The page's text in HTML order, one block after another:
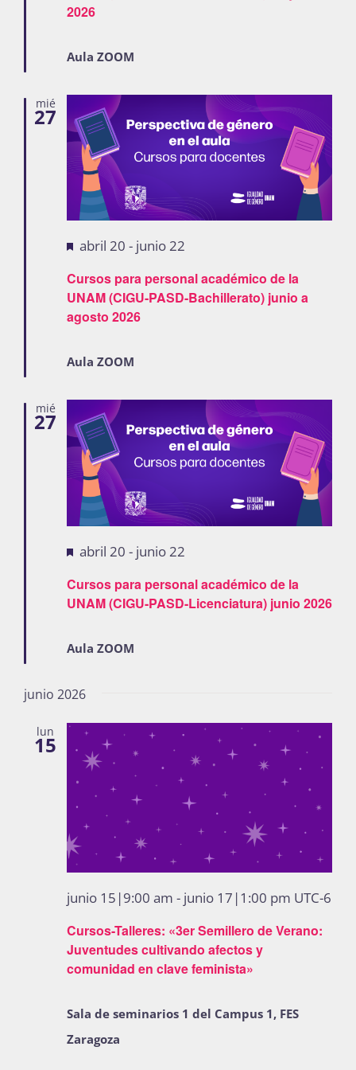
Bienvenida generación 2027-1
2026
Aula ZOOM
mié
27
Cursos para personal académico de la
UNAM (CIGU-PASD-Bachillerato) junio a
agosto 2026
Destacadas
abril 20 - junio 22
Aula ZOOM
mié
27
Cursos para personal académico de la
UNAM (CIGU-PASD-Licenciatura) junio 2026
Destacadas
abril 20 - junio 22
Aula ZOOM
junio 2026
lun
15
Cursos-Talleres: «3er Semillero de Verano:
Juventudes cultivando afectos y
comunidad en clave feminista»
junio 15|9:00 am - junio 17|1:00 pm UTC-6
Sala de seminarios 1 del Campus 1, FES
Zaragoza